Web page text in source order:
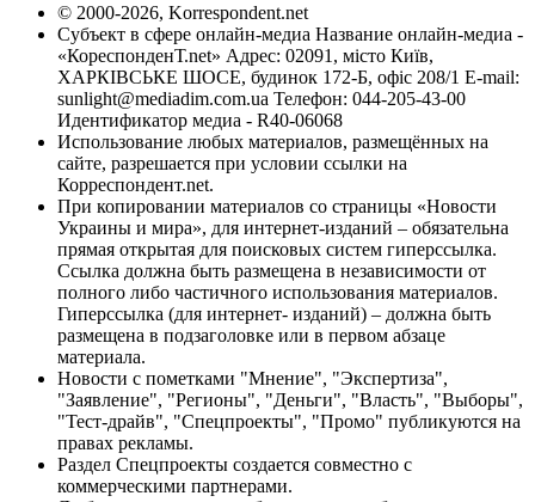
© 2000-2026, Korrespondent.net
Субъект в сфере онлайн-медиа Название онлайн-медиа -
«КореспонденТ.net» Адрес: 02091, місто Київ,
ХАРКІВСЬКЕ ШОСЕ, будинок 172-Б, офіс 208/1 E-mail:
sunlight@mediadim.com.ua Телефон: 044-205-43-00
Идентификатор медиа - R40-06068
Использование любых материалов, размещённых на
сайте, разрешается при условии ссылки на
Корреспондент.net.
При копировании материалов со страницы «Новости
Украины и мира», для интернет-изданий – обязательна
прямая открытая для поисковых систем гиперссылка.
Ссылка должна быть размещена в независимости от
полного либо частичного использования материалов.
Гиперссылка (для интернет- изданий) – должна быть
размещена в подзаголовке или в первом абзаце
материала.
Новости с пометками "Мнение", "Экспертиза",
"Заявление", "Регионы", "Деньги", "Власть", "Выборы",
"Тест-драйв", "Спецпроекты", "Промо" публикуются на
правах рекламы.
Раздел Спецпроекты создается совместно с
коммерческими партнерами.